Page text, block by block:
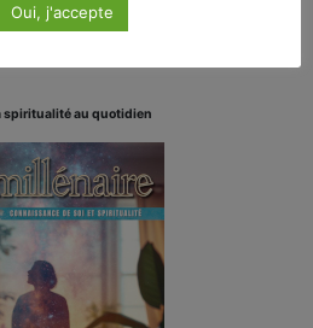
spiritualité au quotidien
Oui, j'accepte